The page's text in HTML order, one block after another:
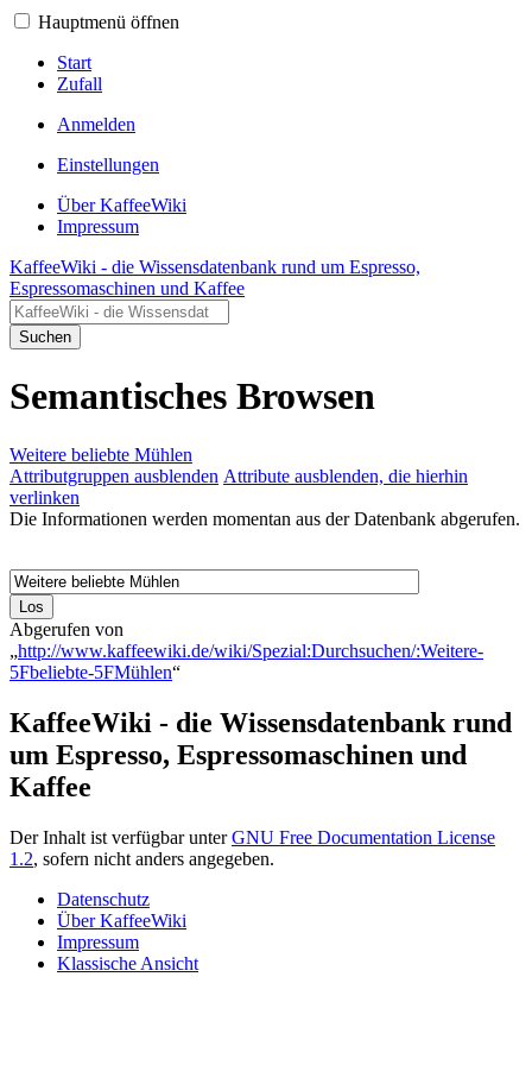
Hauptmenü öffnen
Start
Zufall
Anmelden
Einstellungen
Über KaffeeWiki
Impressum
KaffeeWiki - die Wissensdatenbank rund um Espresso,
Espressomaschinen und Kaffee
Suchen
Semantisches Browsen
Weitere beliebte Mühlen
Attributgruppen ausblenden Attribute ausblenden, die hierhin
verlinken
Die Informationen werden momentan aus der Datenbank abgerufen.
Abgerufen von
„http://www.kaffeewiki.de/wiki/Spezial:Durchsuchen/:Weitere-
5Fbeliebte-5FMühlen“
KaffeeWiki - die Wissensdatenbank rund
um Espresso, Espressomaschinen und
Kaffee
Der Inhalt ist verfügbar unterGNU Free Documentation License
1.2, sofern nicht anders angegeben.
Datenschutz
Über KaffeeWiki
Impressum
Klassische Ansicht